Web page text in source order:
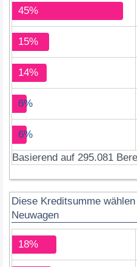
45%
15%
14%
6%
6%
Basierend auf 295.081
Diese Kreditsumme
Neuwagen
18%